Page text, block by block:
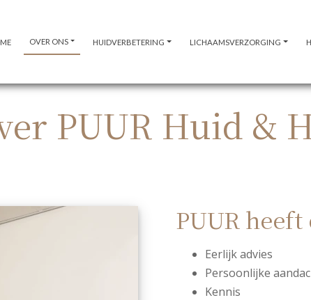
OVER ONS HUIDVERBETERING LICHAAMSVERZORGING
PUUR Huid &
PUUR
Eerlijk advies
Persoonlijke
Kennis